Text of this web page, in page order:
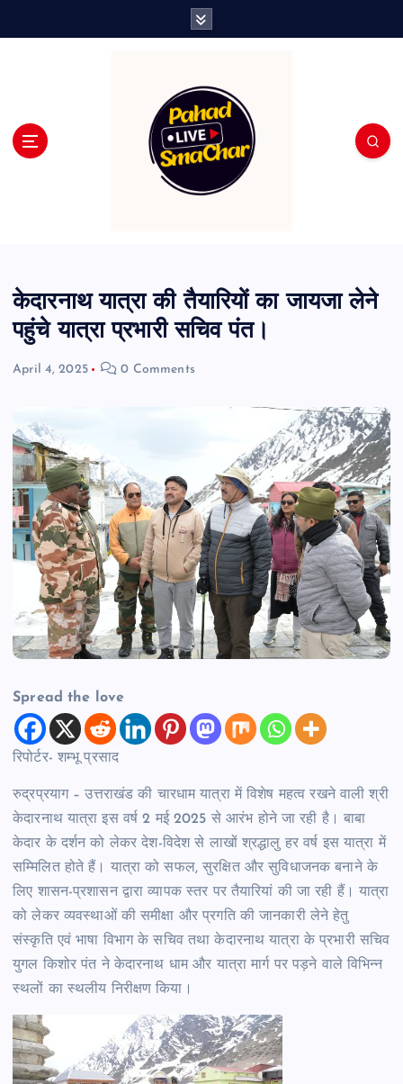
केदारनाथ यात्रा की तैयारियों का जायजा लेने
पहुंचे यात्रा प्रभारी सचिव पंत।
April 4, 2025 0 Comments
Spread the love
रिपोर्टर- शम्भू प्रसाद
रुद्रप्रयाग – उत्तराखंड की चारधाम यात्रा में विशेष महत्व रखने वाली श्री
केदारनाथ यात्रा इस वर्ष 2 मई 2025 से आरंभ होने जा रही है। बाबा
केदार के दर्शन को लेकर देश-विदेश से लाखों श्रद्धालु हर वर्ष इस यात्रा में
सम्मिलित होते हैं। यात्रा को सफल, सुरक्षित और सुविधाजनक बनाने के
लिए शासन-प्रशासन द्वारा व्यापक स्तर पर तैयारियां की जा रही हैं। यात्रा
को लेकर व्यवस्थाओं की समीक्षा और प्रगति की जानकारी लेने हेतु
संस्कृति एवं भाषा विभाग के सचिव तथा केदारनाथ यात्रा के प्रभारी सचिव
युगल किशोर पंत ने केदारनाथ धाम और यात्रा मार्ग पर पड़ने वाले विभिन्न
स्थलों का स्थलीय निरीक्षण किया।